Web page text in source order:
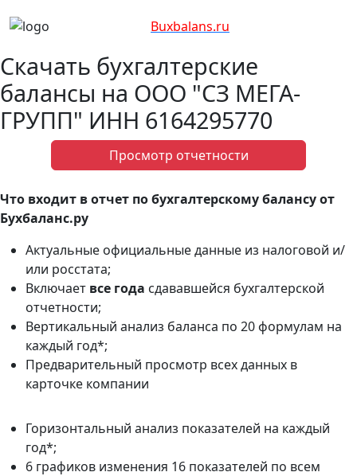
Buxbalans.ru
Скачать бухгалтерские
балансы на ООО "СЗ МЕГА-
ГРУПП" ИНН 6164295770
Просмотр отчетности
Что входит в отчет по бухгалтерскому балансу от
Бухбаланс.ру
Актуальные официальные данные из налоговой и/
или росстата;
Включает все года сдававшейся бухгалтерской
отчетности;
Вертикальный анализ баланса по 20 формулам на
каждый год*;
Предварительный просмотр всех данных в
карточке компании
Горизонтальный анализ показателей на каждый
год*;
6 графиков изменения 16 показателей по всем